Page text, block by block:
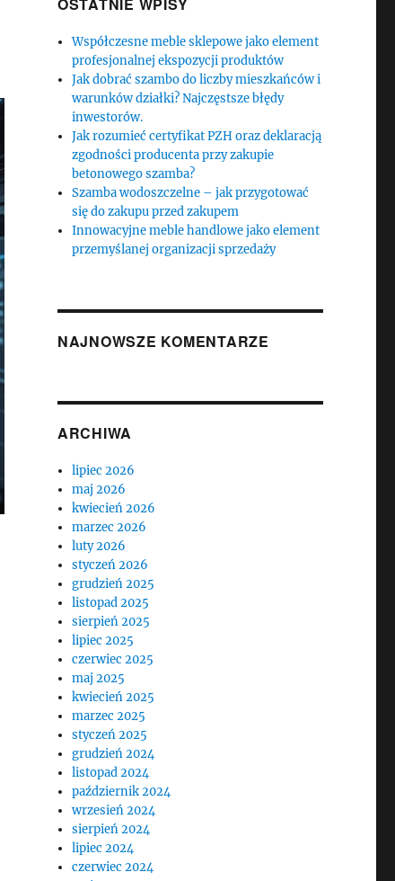
Współczesne meble sklepowe jako element
profesjonalnej ekspozycji produktów
Jak dobrać szambo do liczby mieszkańców i
warunków działki? Najczęstsze błędy
inwestorów.
Jak rozumieć certyfikat PZH oraz deklaracją
zgodności producenta przy zakupie
betonowego szamba?
Szamba wodoszczelne – jak przygotować
się do zakupu przed zakupem
Innowacyjne meble handlowe jako element
przemyślanej organizacji sprzedaży
NAJNOWSZE KOMENTARZE
ARCHIWA
lipiec 2026
maj 2026
kwiecień 2026
marzec 2026
luty 2026
styczeń 2026
grudzień 2025
listopad 2025
sierpień 2025
lipiec 2025
czerwiec 2025
maj 2025
kwiecień 2025
marzec 2025
styczeń 2025
grudzień 2024
listopad 2024
październik 2024
wrzesień 2024
sierpień 2024
lipiec 2024
czerwiec 2024